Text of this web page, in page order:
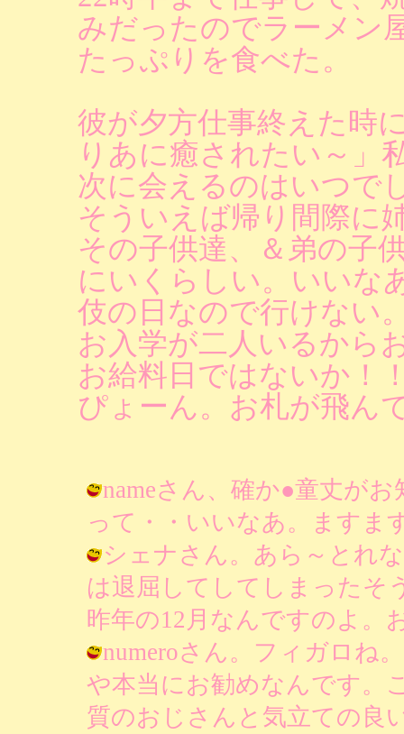
みだったのでラーメン
たっぷりを食べた。
彼が夕方仕事終えた時
りあに癒されたい～」
次に会えるのはいつで
そういえば帰り間際に
その子供達、＆弟の子
にいくらしい。いいな
伎の日なので行けない
お入学が二人いるから
お給料日ではないか！
ぴょーん。お札が飛ん
nameさん、確か●童丈が
って・・いいなあ。ますま
シェナさん。あら～とれ
は退屈してしてしまった
昨年の12月なんですのよ。
numeroさん。フィガロね
や本当にお勧めなんです。
質のおじさんと気立ての良